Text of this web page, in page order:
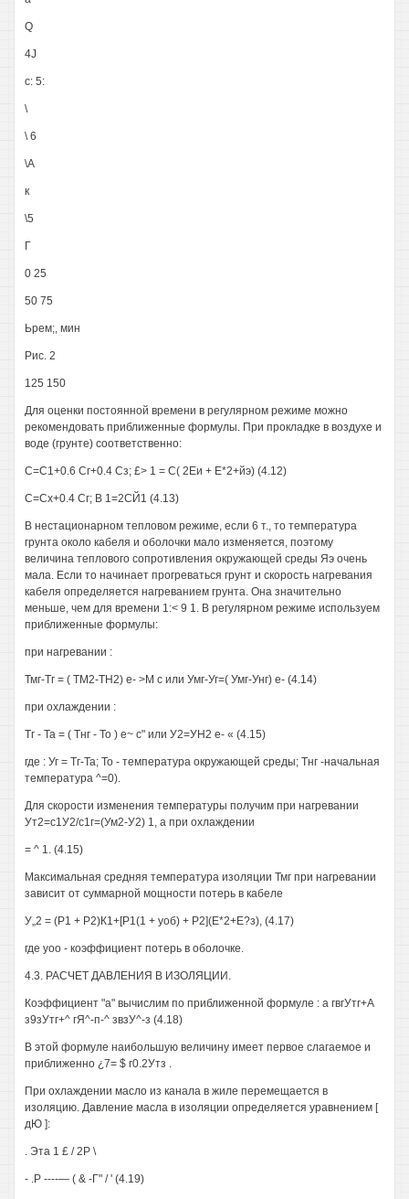
Q
4J
c: 5:
\
\ 6
\A
к
\5
Г
0 25
50 75
Ьрем;, мин
Рис. 2
125 150
Для оценки постоянной времени в регулярном режиме можно
рекомендовать приближенные формулы. При прокладке в воздухе и
воде (грунте) соответственно:
С=С1+0.6 Сг+0.4 Сз; £> 1 = С( 2Еи + Е*2+йэ) (4.12)
С=Сх+0.4 Сг; В 1=2СЙ1 (4.13)
В нестационарном тепловом режиме, если 6 т., то температура
грунта около кабеля и оболочки мало изменяется, поэтому
величина теплового сопротивления окружающей среды Яэ очень
мала. Если то начинает прогреваться грунт и скорость нагревания
кабеля определяется нагреванием грунта. Она значительно
меньше, чем для времени 1:< 9 1. В регулярном режиме используем
приближенные формулы:
при нагревании :
Тмг-Тг = ( ТМ2-ТН2) е- >М с или Умг-Уг=( Умг-Унг) е- (4.14)
при охлаждении :
Тг - Та = ( Тнг - То ) е~ с" или У2=УН2 е- « (4.15)
где : Уг = Тг-Та; То - температура окружающей среды; Тнг -начальная
температура ^=0).
Для скорости изменения температуры получим при нагревании
Ут2=с1У2/с1г=(Ум2-У2) 1, а при охлаждении
= ^ 1. (4.15)
Максимальная средняя температура изоляции Тмг при нагревании
зависит от суммарной мощности потерь в кабеле
У„2 = (Р1 + Р2)К1+[Р1(1 + уоб) + Р2](Е*2+Е?з), (4.17)
где уоо - коэффициент потерь в оболочке.
4.3. РАСЧЕТ ДАВЛЕНИЯ В ИЗОЛЯЦИИ.
Коэффициент "а" вычислим по приближенной формуле : а гвгУтг+А
з9зУтг+^ гЯ^-п-^ звзУ^-з (4.18)
В этой формуле наибольшую величину имеет первое слагаемое и
приближенно ¿7= $ г0.2Утз .
При охлаждении масло из канала в жиле перемещается в
изоляцию. Давление масла в изоляции определяется уравнением [
дЮ ]:
. Эта 1 £ / 2Р \
- .Р ----— ( & -Г" / ' (4.19)